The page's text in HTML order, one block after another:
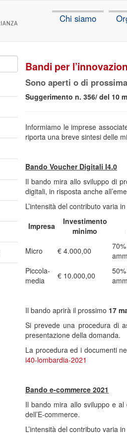
Chi siamo
Bandi per
Sono aperti o di
Suggerimento n. 356/ del 10
Informiamo le imprese
riporta una breve sintesi delle
Bando Voucher Digitali I4.0
Il bando mira allo sviluppo di
digitali, in risposta anche
L’intensità del contributo varia
Impresa
Investimento
minimo
Micro
€ 4.000,00
Piccola-
media
€ 10.000,00
Il bando aprirà il prossimo 17
Si prevede una procedura di
presentazione della domanda.
La procedura ed i documenti
i40-lombardia-2021
Bando e-commerce 2021
Il bando mira allo sviluppo e al
dell’E-commerce.
L’intensità del contributo varia